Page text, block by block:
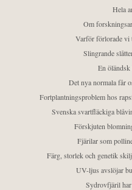
Hela
Om
Varför förlorade vi
Slingrande
En
Det nya normala får
Fortplantningsproblem hos
Svenska svartfläckiga
Förskjuten
Fjärilar som
Färg, storlek och genetik
UV-ljus avslöjar
Sydrovfjäril